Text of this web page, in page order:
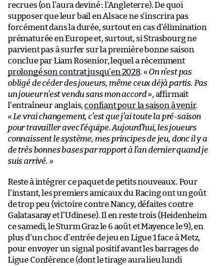
recrues (on l’aura deviné : l’Angleterre). De quoi
supposer que leur bail en Alsace ne s’inscrira pas
forcément dans la durée, surtout en cas d’élimination
prématurée en Europe et, surtout, si Strasbourg ne
parvient pas à surfer sur la première bonne saison
conclue par Liam Rosenior, lequel a récemment
prolongé son contrat jusqu’en 2028. « On n’est pas
obligé de céder des joueurs, même ceux déjà partis. Pas
un joueur n’est vendu sans mon accord», affirmait
l’entraîneur anglais,confiant pour la saison à venir.
« Le vrai changement, c’est que j’ai toute la pré-saison
pour travailler avec l’équipe.Aujourd’hui, les joueurs
connaissent le système, mes principes de jeu, donc il y a
de très bonnes bases par rapport à l’an dernier quand je
suis arrivé. »
Reste à intégrer ce paquet de petits nouveaux. Pour
l’instant, les premiers amicaux du Racing ont un goût
de trop peu (victoire contre Nancy, défaites contre
Galatasaray et l’Udinese). Il en reste trois (Heidenheim
ce samedi, le Sturm Graz le 6 août et Mayence le 9), en
plus d’un choc d’entrée de jeu en Ligue 1 face à Metz,
pour envoyer un signal positif avant les barrages de
Ligue Conférence (dont le tirage aura lieu lundi